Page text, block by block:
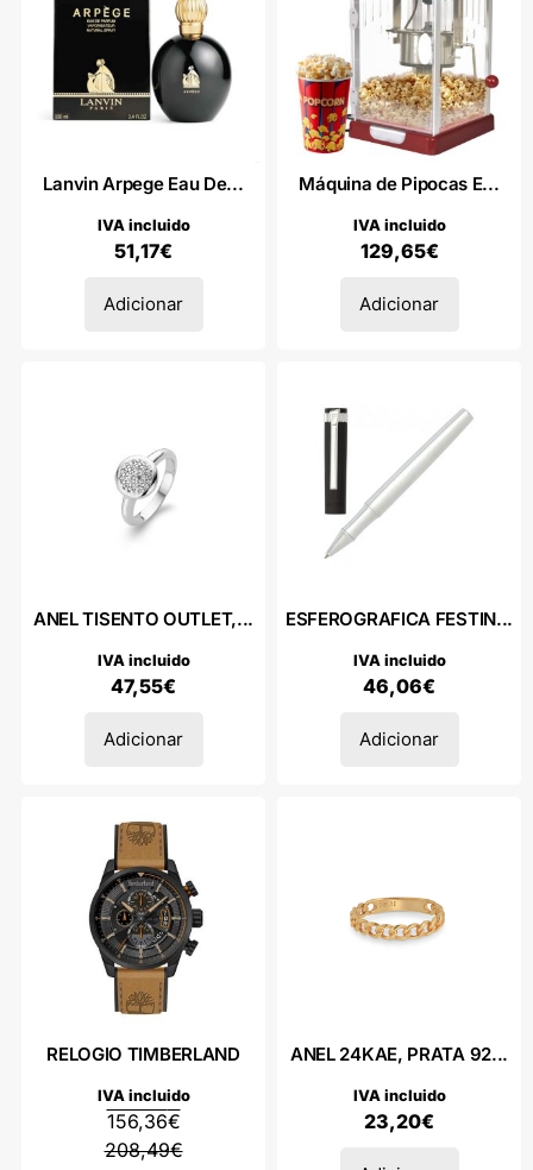
Lanvin Arpege Eau De...
51,17€
IVA incluido
Adicionar
Máquina de Pipocas E...
129,65€
IVA incluido
Adicionar
ANEL TISENTO OUTLET,...
47,55€
IVA incluido
Adicionar
ESFEROGRAFICA FESTIN...
46,06€
IVA incluido
Adicionar
RELOGIO TIMBERLAND
208,49€
156,36€
IVA incluido
ANEL 24KAE, PRATA 92...
23,20€
IVA incluido